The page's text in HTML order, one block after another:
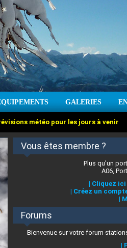
GALERIES
météo pour les jours à venir
météo pour les jours à venir
Maritimes
Vous êtes membre ?
Plus qu'un
A06,
| Cliquez
| Créez un
|
Forums
Bienvenue sur votre forum
|